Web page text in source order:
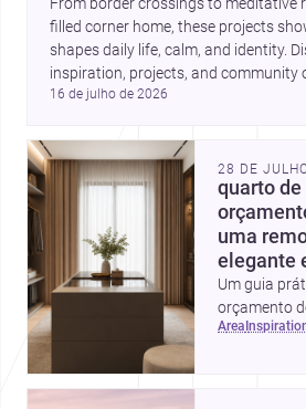
From border crossings to meditative
filled corner home, these projects
shapes daily life, calm, and identity.
inspiration, projects, and community
16 de julho de 2026
28 DE
quarto
uma
elegante
Um guia
orçamento
vestir em
area